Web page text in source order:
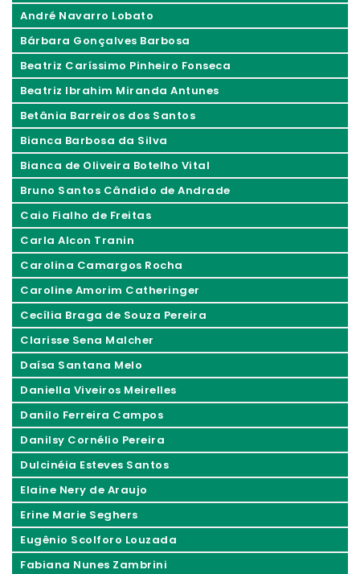
André Navarro Lobato
Bárbara Gonçalves Barbosa
Beatriz Caríssimo Pinheiro Fonseca
Beatriz Ibrahim Miranda Antunes
Betânia Barreiros dos Santos
Bianca Barbosa da Silva
Bianca de Oliveira Botelho Vital
Bruno Santos Cândido de Andrade
Caio Fialho de Freitas
Carla Alcon Tranin
Carolina Camargos Rocha
Caroline Amorim Catheringer
Cecília Braga de Souza Pereira
Clarisse Sena Malcher
Daísa Santana Melo
Daniella Viveiros Meirelles
Danilo Ferreira Campos
Danilsy Cornélio Pereira
Dulcinéia Esteves Santos
Elaine Nery de Araujo
Erine Marie Seghers
Eugênio Scolforo Louzada
Fabiana Nunes Zambrini